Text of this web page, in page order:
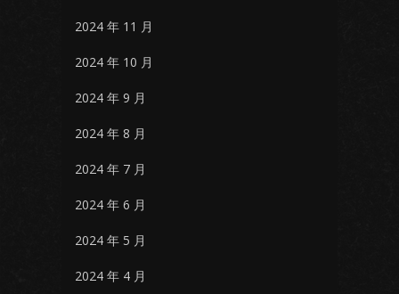
2024 年 11 月
2024 年 10 月
2024 年 9 月
2024 年 8 月
2024 年 7 月
2024 年 6 月
2024 年 5 月
2024 年 4 月